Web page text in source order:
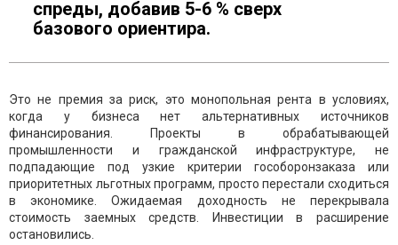
спреды, добавив 5-6 % сверх
базового ориентира.
Это не премия за риск, это монопольная рента в условиях,
когда у бизнеса нет альтернативных источников
финансирования. Проекты в обрабатывающей
промышленности и гражданской инфраструктуре, не
подпадающие под узкие критерии гособоронзаказа или
приоритетных льготных программ, просто перестали сходиться
в экономике. Ожидаемая доходность не перекрывала
стоимость заемных средств. Инвестиции в расширение
остановились.